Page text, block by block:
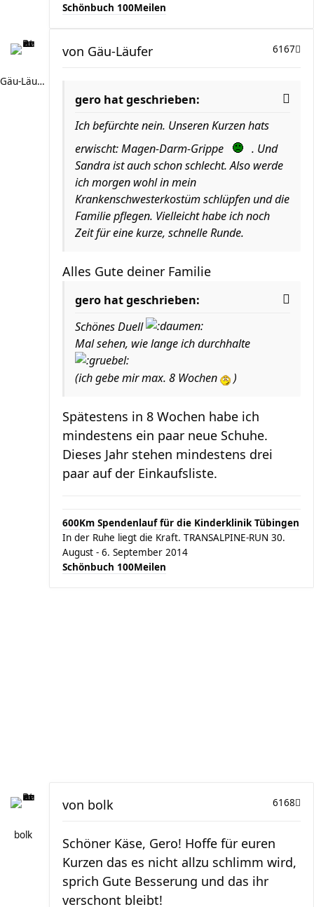
Schönbuch 100Meilen
Gäu-Läufer
6167
von Gäu-Läufer
gero hat geschrieben:
Ich befürchte nein. Unseren Kurzen hats
erwischt: Magen-Darm-Grippe
. Und
Sandra ist auch schon schlecht. Also werde
ich morgen wohl in mein
Krankenschwesterkostüm schlüpfen und die
Familie pflegen. Vielleicht habe ich noch
Zeit für eine kurze, schnelle Runde.
Alles Gute deiner Familie
gero hat geschrieben:
Schönes Duell
Mal sehen, wie lange ich durchhalte
(ich gebe mir max. 8 Wochen )
Spätestens in 8 Wochen habe ich
mindestens ein paar neue Schuhe.
Dieses Jahr stehen mindestens drei
paar auf der Einkaufsliste.
600Km Spendenlauf für die Kinderklinik Tübingen
In der Ruhe liegt die Kraft. TRANSALPINE-RUN 30.
August - 6. September 2014
Schönbuch 100Meilen
bolk
6168
von bolk
Schöner Käse, Gero! Hoffe für euren
Kurzen das es nicht allzu schlimm wird,
sprich Gute Besserung und das ihr
verschont bleibt!